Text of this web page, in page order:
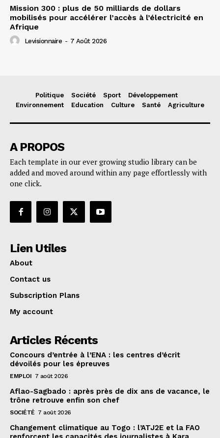
Mission 300 : plus de 50 milliards de dollars
mobilisés pour accélérer l’accès à l’électricité en
Afrique
Levisionnaire - 7 Août 2026
Politique Société Sport
Développement
Environnement
Education Culture Santé Agriculture
A PROPOS
Each template in our ever growing studio library can be
added and moved around within any page effortlessly with
one click.
Lien Utiles
About
Contact us
Subscription Plans
My account
Articles Récents
Concours d’entrée à l’ENA : les centres d’écrit
dévoilés pour les épreuves
EMPLOI 7 août 2026
Aflao-Sagbado : après près de dix ans de vacance, le
trône retrouve enfin son chef
SOCIÉTÉ 7 août 2026
Changement climatique au Togo : l’ATJ2E et la FAO